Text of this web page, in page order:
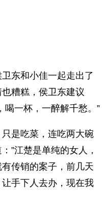
东和小佳一起走出了
糟糕，侯卫东建议
喝一杯，一醉解千愁。”
是吃菜，连吃两大碗
”江楚是单纯的女人，
传销的案子，前几天
手下人去办，现在我